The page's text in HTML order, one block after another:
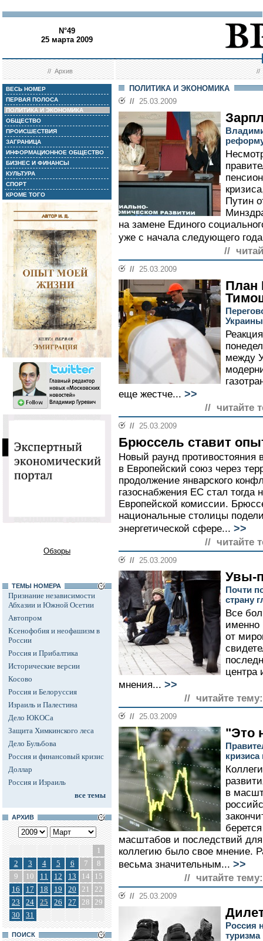
N°49
25 марта 2009
//Архив //
ВЕСЬ НОМЕР
ПЕРВАЯ ПОЛОСА
ПОЛИТИКА И ЭКОНОМИКА
ОБЩЕСТВО
ПРОИСШЕСТВИЯ
ЗАГРАНИЦА
ИНФОРМАЦИОННОЕ ОБЩЕСТВО
БИЗНЕС И ФИНАНСЫ
КУЛЬТУРА
СПОРТ
КРОМЕ ТОГО
Обзоры
ТЕМЫ НОМЕРА
Признание независимости
Абхазии и Южной Осетии
Автопром
Ксенофобия и неофашизм в
России
Россия и Прибалтика
Исторические версии
Косово
Россия и Белоруссия
Израиль и Палестина
Дело ЮКОСа
Защита Химкинского леса
Дело Бульбова
Россия и финансовый кризис
Доллар
Россия и Израиль
все темы
АРХИВ
1
2
3 4 5 6 7
8
9
10 11 12 13 14
15
16
17 18 19 20 21
22
23
24 25 26 27 28 29
30
31
ПОИСК
ПОЛИТИКА И ЭКОНОМИКА
// 25.03.2009
Путин
на замене Единого
уже с начала следующего
//
// 25.03.2009
План
между
еще жестче... >>
// читайте
// 25.03.2009
Брюссель ставит
Новый раунд противостояния
в Европейский союз через
продолжение январского
газоснабжения ЕС стал тогда
Европейской комиссии.
национальные столицы
энергетической сфере... >>
// читайте
// 25.03.2009
Увы-
Почти
страну
Все
именно
от
центра
мнения... >>
// читайте тему:
// 25.03.2009
"Это
в
масштабов и последствий
коллегию было свое мнение.
весьма значительным... >>
// читайте тему:
// 25.03.2009
Россия
туризма